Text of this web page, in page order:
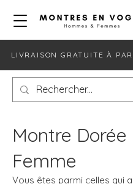
LIVRAISON GRATUITE À
Montre Dorée
Femme
Vous êtes parmi celles qui